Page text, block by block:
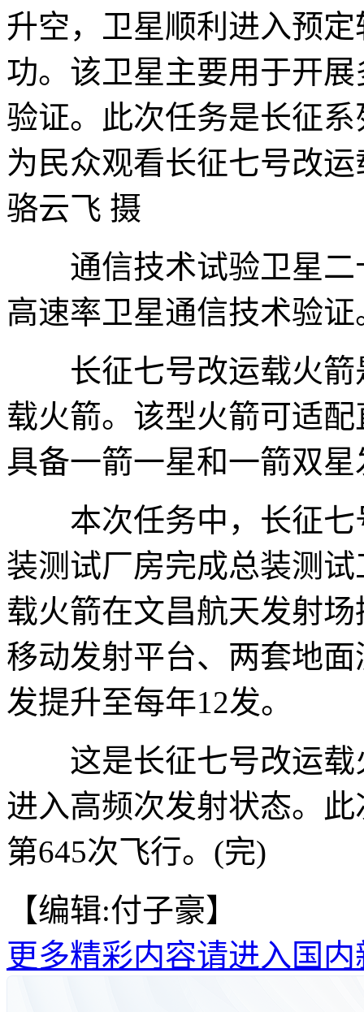
升空，卫星顺利进入预
功。该卫星主要用于开
验证。此次任务是长征
为民众观看长征七号改
骆云飞 摄
通信技术试验卫星二
高速率卫星通信技术验证
长征七号改运载火箭
载火箭。该型火箭可适
具备一箭一星和一箭双
本次任务中，长征七
装测试厂房完成总装测
载火箭在文昌航天发射
移动发射平台、两套地
发提升至每年12发。
这是长征七号改运载
进入高频次发射状态。
第645次飞行。(完)
【编辑:付子豪】
更多精彩内容请进入国内